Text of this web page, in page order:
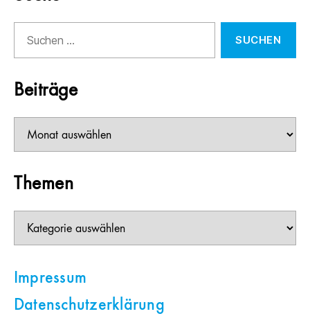
nach:
Beiträge
Themen
Impressum
Datenschutzerklärung